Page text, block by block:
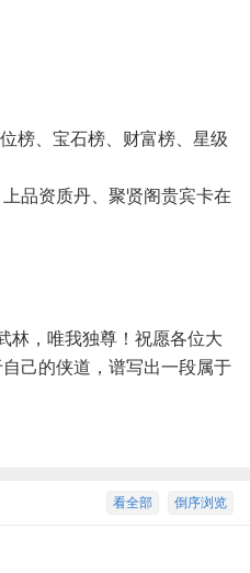
榜、宝石榜、财富榜、星级
品资质丹、聚贤阁贵宾卡在
林，唯我独尊！祝愿各位大
己的侠道，谱写出一段属于
倒序浏览
看全部